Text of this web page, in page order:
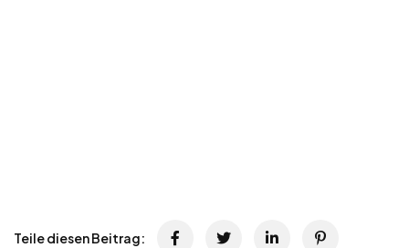
Teile diesen Beitrag: